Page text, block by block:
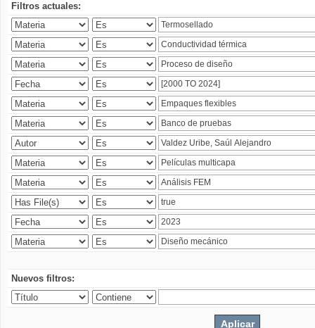
Filtros actuales:
Nuevos filtros: